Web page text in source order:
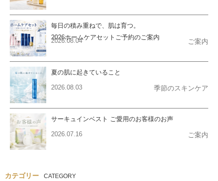
毎日の積み重ねで、肌は育つ。
2026ホームケアセットご予約のご案内
2026.08.04 ご案内
夏の肌に起きていること
2026.08.03 季節のスキンケア
サーキュインベスト ご愛用のお客様のお声
2026.07.16 ご案内
カテゴリー CATEGORY